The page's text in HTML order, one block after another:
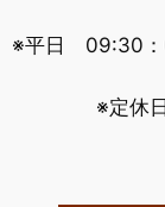
※平日 09:30
※定休